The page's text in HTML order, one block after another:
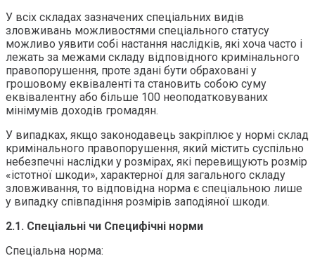
У всіх складах зазначених спеціальних видів
зловживань можливостями спеціального статусу
можливо уявити собі настання наслідків, які хоча часто і
лежать за межами складу відповідного кримінального
правопорушення, проте здані бути обраховані у
грошовому еквіваленті та становить собою суму
еквівалентну або більше 100 неоподатковуваних
мінімумів доходів громадян.
У випадках, якщо законодавець закріплює у нормі склад
кримінального правопорушення, який містить суспільно
небезпечні наслідки у розмірах, які перевищують розмір
«істотної шкоди», характерної для загального складу
зловживання, то відповідна норма є спеціальною лише
у випадку співпадіння розмірів заподіяної шкоди.
2.1. Спеціальні чи Специфічні норми
Спеціальна норма: